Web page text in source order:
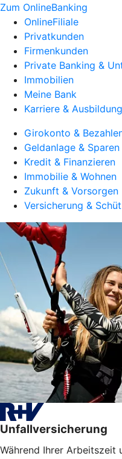
Zum OnlineBanking
OnlineFiliale
Privatkunden
Firmenkunden
Private Banking &
Immobilien
Meine Bank
Karriere & Ausbildung
Girokonto &
Geldanlage & Sparen
Kredit & Finanzieren
Immobilie & Wohnen
Zukunft & Vorsorgen
Versicherung &
Unfallversicherung
Während Ihrer